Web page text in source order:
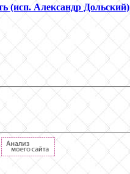
(исп. Александр Дольский)